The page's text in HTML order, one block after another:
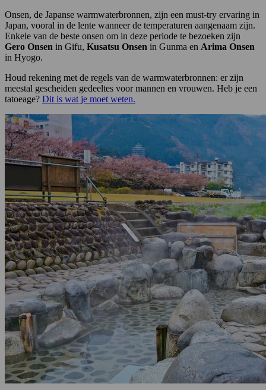
Onsen, de Japanse warmwaterbronnen, zijn een must-try ervaring in
Japan, vooral in de lente wanneer de temperaturen aangenaam zijn.
Enkele van de beste onsen om in deze periode te bezoeken zijn
Gero Onsen in Gifu, Kusatsu Onsen in Gunma en Arima Onsen
in Hyogo.
Houd rekening met de regels van de warmwaterbronnen: er zijn
meestal gescheiden gedeeltes voor mannen en vrouwen. Heb je een
tatoeage? Dit is wat je moet weten.